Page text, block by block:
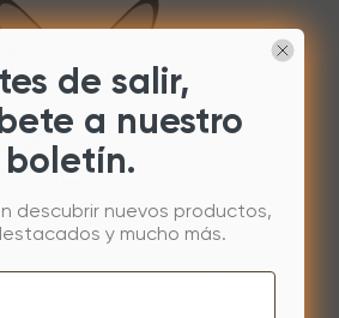
resultados. Pruebe con otras
encantados de ayudarle.
de salir,
a nuestro
boletín.
descubrir nuevos productos,
y mucho más.